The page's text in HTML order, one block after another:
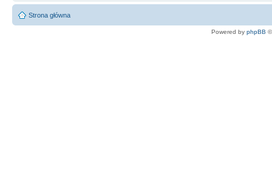
Strona główna
Powered by phpBB